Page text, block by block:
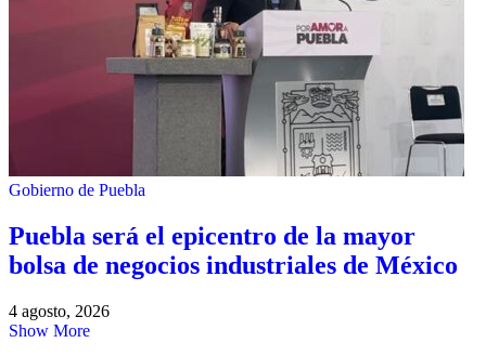
Gobierno de Puebla
Puebla será el epicentro de la mayor
bolsa de negocios industriales de México
4 agosto, 2026
Show More